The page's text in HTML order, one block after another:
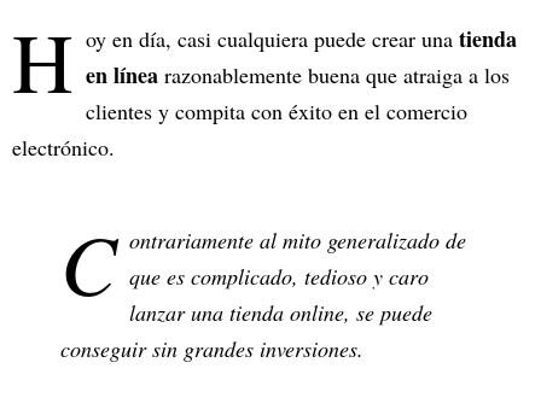
H oy en día, casi cualquiera puede crear una tienda
en línea razonablemente buena que atraiga a los
clientes y compita con éxito en el comercio
electrónico.
C ontrariamente al mito generalizado de
que es complicado, tedioso y caro
lanzar una tienda online, se puede
conseguir sin grandes inversiones.